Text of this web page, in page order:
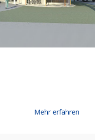
Mehr erfahren